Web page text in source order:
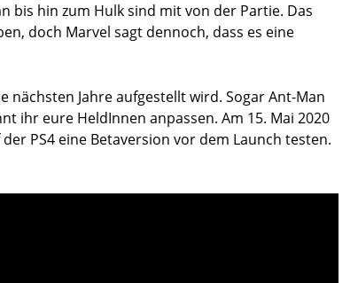
bis hin zum Hulk sind mit von der Partie. Das
doch Marvel sagt dennoch, dass es eine
nächsten Jahre aufgestellt wird. Sogar Ant-Man
ihr eure HeldInnen anpassen. Am 15. Mai 2020
PS4 eine Betaversion vor dem Launch testen.